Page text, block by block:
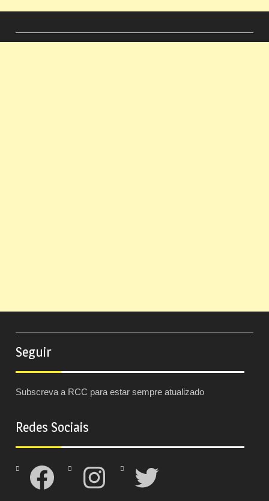
Seguir
Subscreva a RCC para estar sempre atualizado
Redes Sociais
Facebook Instagram Twitter